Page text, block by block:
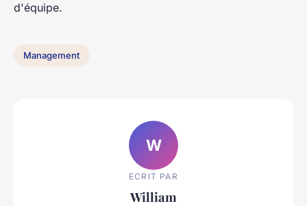
d'équipe.
Management
W
ECRIT PAR
William